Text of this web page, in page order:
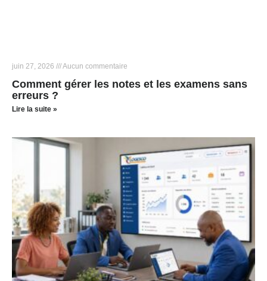
juin 27, 2026 Aucun commentaire
Comment gérer les notes et les examens sans
erreurs ?
Lire la suite »